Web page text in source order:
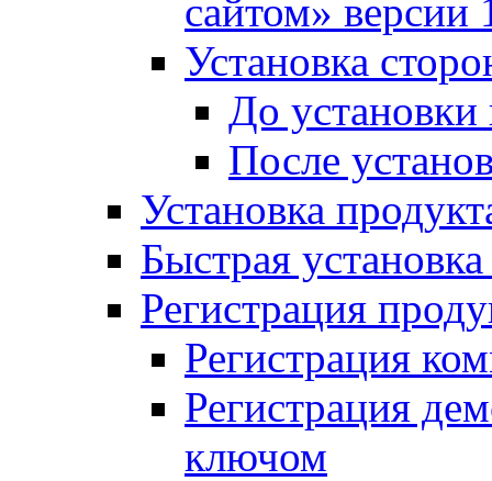
сайтом»
Установка
До установки
После
Установка
Быстрая
Регистрация
Регистрация
Регистрация
ключом